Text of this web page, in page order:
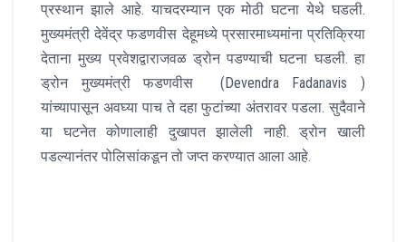
प्रस्थान झाले आहे. याचदरम्यान एक मोठी घटना येथे घडली.
मुख्यमंत्री देवेंद्र फडणवीस देहूमध्ये प्रसारमाध्यमांना प्रतिक्रिया
देताना मुख्य प्रवेशद्वाराजवळ ड्रोन पडण्याची घटना घडली. हा
ड्रोन मुख्यमंत्री फडणवीस (Devendra Fadanavis )
यांच्यापासून अवघ्या पाच ते दहा फुटांच्या अंतरावर पडला. सुदैवाने
या घटनेत कोणालाही दुखापत झालेली नाही. ड्रोन खाली
पडल्यानंतर पोलिसांकडून तो जप्त करण्यात आला आहे.